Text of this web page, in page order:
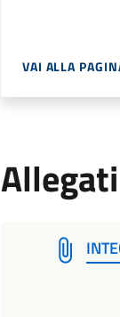
VAI ALLA
Allegati